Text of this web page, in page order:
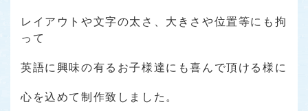
レイアウトや文字の太さ、大きさや位置等にも拘
って
英語に興味の有るお子様達にも喜んで頂ける様に
心を込めて制作致しました。